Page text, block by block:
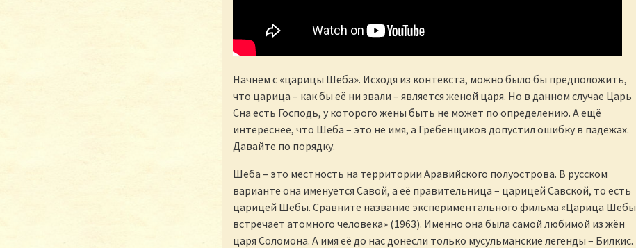
Начнём с «царицы Шеба». Исходя из контекста, можно было бы предположить,
что царица – как бы её ни звали – является женой царя. Но в данном случае Царь
Сна есть Господь, у которого жены быть не может по определению. А ещё
интереснее, что Шеба – это не имя, а Гребенщиков допустил ошибку в падежах.
Давайте по порядку.
Шеба – это местность на территории Аравийского полуострова. В русском
варианте она именуется Савой, а её правительница – царицей Савской, то есть
царицей Шебы. Сравните название экспериментального фильма «Царица Шебы
встречает атомного человека» (1963). Именно она была самой любимой из жён
царя Соломона. А имя её до нас донесли только мусульманские легенды – Билкис.